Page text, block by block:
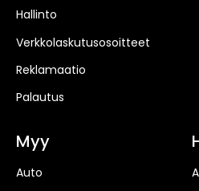
Hallinto
Verkkolaskutusosoitteet
Reklamaatio
Palautus
Myy
Auto